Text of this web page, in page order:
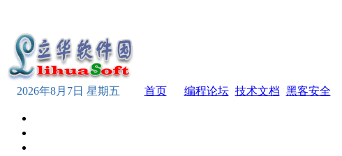
2026年8月7日 星期五 首页 编程论坛 技术文档 黑客安全